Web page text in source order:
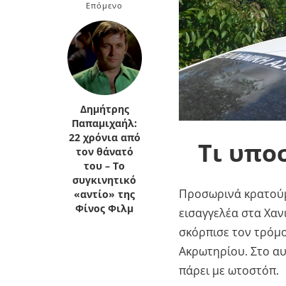
Κρήτη
Κυκλάδες
Πελοπόννησος
Πελοπόννησος
Επόμενο
Δημήτρης
Παπαμιχαήλ:
22 χρόνια από
τον θάνατό
του – Το
συγκινητικό
«αντίο» της
Φίνος Φιλμ
Τι
Προσωρινά
εισαγγελέα στα
σκόρπισε τον
Ακρωτηρίου. Στο
πάρει με ωτοστόπ.